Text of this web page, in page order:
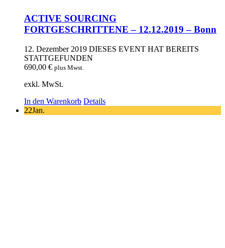
ACTIVE SOURCING
FORTGESCHRITTENE – 12.12.2019 – Bonn
12. Dezember 2019 DIESES EVENT HAT BEREITS
STATTGEFUNDEN
690,00 € plus Mwst.
exkl. MwSt.
In den Warenkorb Details
22Jan.